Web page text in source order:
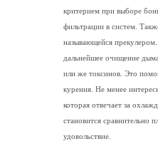
критерием при выборе
фильтрации в систем.
называющейся
дальнейшее очищение
или же токсинов. Это
курения. Не менее
которая отвечает за
становится сравнительно
удовольствие.